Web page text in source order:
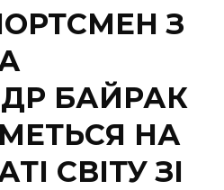
З
БАЙРАК
НА
СВІТУ ЗІ